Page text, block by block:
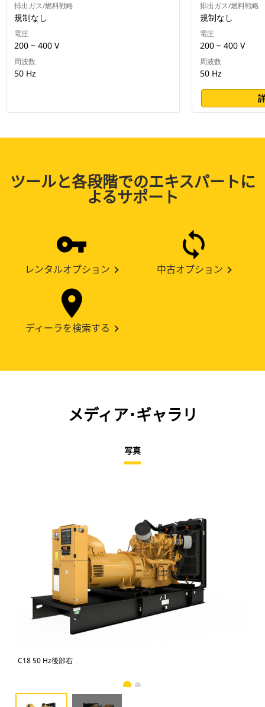
排出ガス/燃料戦略
規制なし
電圧
200 ~ 400 V
周波数
50 Hz
排出ガス/燃料戦略
規制なし
電圧
200 ~ 400 V
周波数
50 Hz
ツールと各段階でのエキスパートに
よるサポート
レンタルオプション 中古オプション
ディーラを検索する
メディア･ギャラリ
写真
C18 50 Hz後部右